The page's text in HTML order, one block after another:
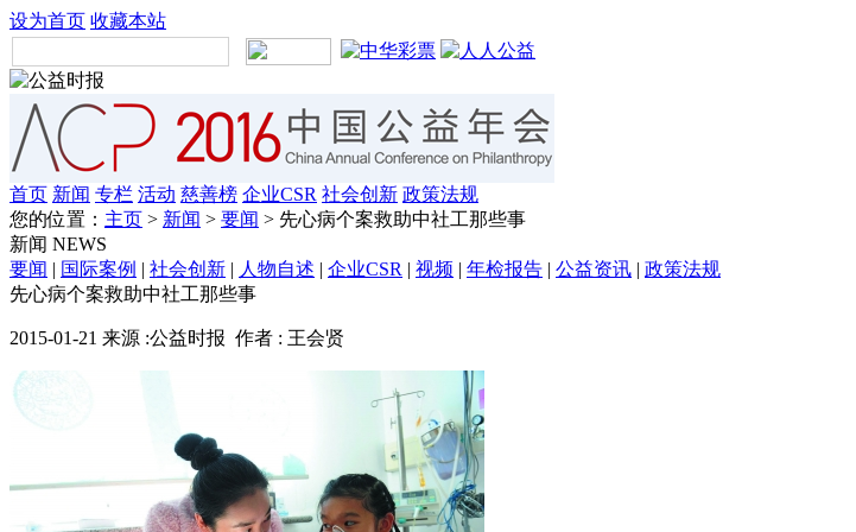
设为首页 收藏本站
首页 新闻 专栏 活动 慈善榜 企业CSR 社会创新 政策法规
您的位置： 主页 > 新闻 > 要闻 > 先心病个案救助中社工那些事
新闻 NEWS
要闻 | 国际案例 | 社会创新 | 人物自述 | 企业CSR | 视频 | 年检报告 | 公益资讯 | 政策法规
先心病个案救助中社工那些事
2015-01-21 来源 :公益时报 作者 : 王会贤